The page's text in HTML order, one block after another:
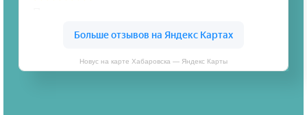
Новус на карте Хабаровска — Яндекс Карты